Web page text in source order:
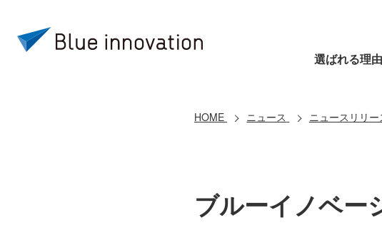
選ばれる理由
HOME ニュース ニュースリリー
ブルーイノベー